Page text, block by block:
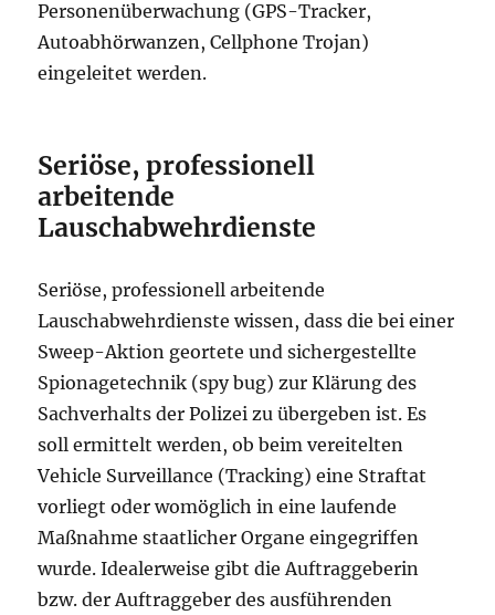
Personenüberwachung (GPS-Tracker,
Autoabhörwanzen, Cellphone Trojan)
eingeleitet werden.
Seriöse, professionell
arbeitende
Lauschabwehrdienste
Seriöse, professionell arbeitende
Lauschabwehrdienste wissen, dass die bei einer
Sweep-Aktion geortete und sichergestellte
Spionagetechnik (spy bug) zur Klärung des
Sachverhalts der Polizei zu übergeben ist. Es
soll ermittelt werden, ob beim vereitelten
Vehicle Surveillance (Tracking) eine Straftat
vorliegt oder womöglich in eine laufende
Maßnahme staatlicher Organe eingegriffen
wurde. Idealerweise gibt die Auftraggeberin
bzw. der Auftraggeber des ausführenden